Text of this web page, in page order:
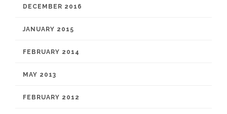
DECEMBER 2016
JANUARY 2015
FEBRUARY 2014
MAY 2013
FEBRUARY 2012